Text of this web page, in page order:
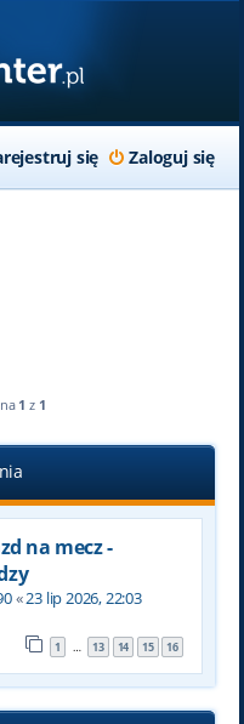
Zaloguj się
się
1 z 1
na mecz -
«23 lip 2026, 22:03
1 … 13 14 15 16